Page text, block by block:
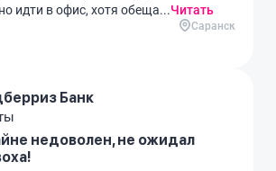
идти в офис, хотя обеща...Читать
Саранск
Банк
недоволен, не ожидал